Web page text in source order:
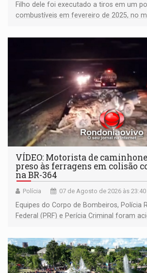
Filho dele foi executado a tiros em um
combustíveis em fevereiro de 2025, no
VÍDEO: Motorista de
preso às ferragens em colisão
na BR-364
Polícia 07 de Agosto de 2026 às 23:40
Equipes do Corpo de Bombeiros, Polícia
Federal (PRF) e Perícia Criminal foram